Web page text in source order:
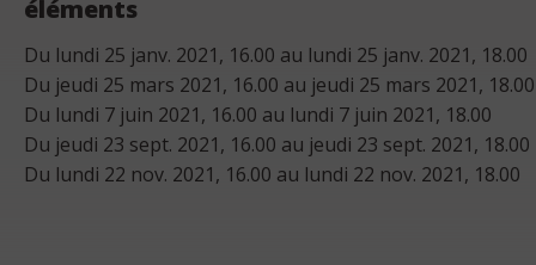
éléments
Du lundi 25 janv. 2021, 16.00 au lundi 25 janv. 2021, 18.00
Du jeudi 25 mars 2021, 16.00 au jeudi 25 mars 2021, 18.00
Du lundi 7 juin 2021, 16.00 au lundi 7 juin 2021, 18.00
Du jeudi 23 sept. 2021, 16.00 au jeudi 23 sept. 2021, 18.00
Du lundi 22 nov. 2021, 16.00 au lundi 22 nov. 2021, 18.00